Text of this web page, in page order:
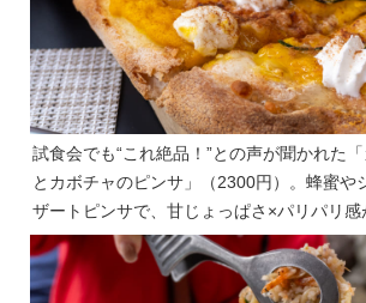
試食会でも“これ絶品！”との声が聞かれた
とカボチャのピンサ」（2300円）。蜂蜜や
ザートピンサで、甘じょっぱさ×パリパリ感